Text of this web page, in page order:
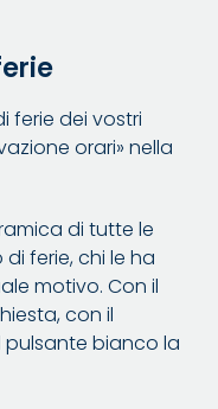
ferie dei vostri
orari» nella
di tutte le
ferie, chi le ha
motivo. Con il
con il
pulsante bianco la